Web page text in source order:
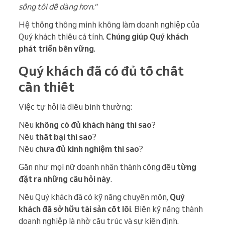
sống tôi dễ dàng hơn."
Hệ thống thông minh không làm doanh nghiệp của
Quý khách thiếu cá tính. Chúng giúp Quý khách
phát triển bền vững.
Quý khách đã có đủ tố chất
cần thiết
Việc tự hỏi là điều bình thường:
Nếu không có đủ khách hàng thì sao?
Nếu thất bại thì sao?
Nếu chưa đủ kinh nghiệm thì sao?
Gần như mọi nữ doanh nhân thành công đều từng
đặt ra những câu hỏi này.
Nếu Quý khách đã có kỹ năng chuyên môn, Quý
khách đã sở hữu tài sản cốt lõi. Biến kỹ năng thành
doanh nghiệp là nhờ cấu trúc và sự kiên định.